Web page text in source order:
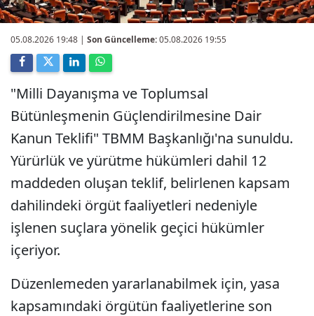
05.08.2026 19:48 | Son Güncelleme:05.08.2026 19:55
"Milli Dayanışma ve Toplumsal
Bütünleşmenin Güçlendirilmesine Dair
Kanun Teklifi" TBMM Başkanlığı'na sunuldu.
Yürürlük ve yürütme hükümleri dahil 12
maddeden oluşan teklif, belirlenen kapsam
dahilindeki örgüt faaliyetleri nedeniyle
işlenen suçlara yönelik geçici hükümler
içeriyor.
Düzenlemeden yararlanabilmek için, yasa
kapsamındaki örgütün faaliyetlerine son